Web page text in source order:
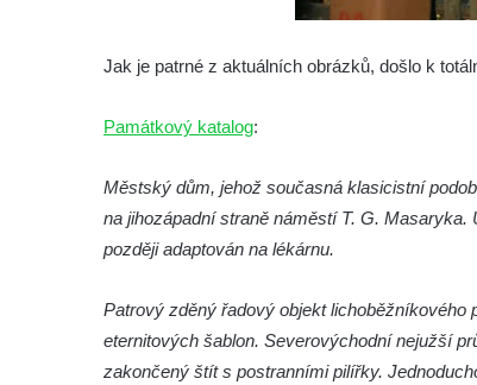
Kyselka
Altán v lázních Kyselka
Mattoniho vila v lázních Kyselka
Bývalý Štichlův Mlýn u Andělské Hory
Jak je patrné z aktuálních obrázků, došlo k
Památkový katalog:
Městský dům, jehož současná klasicistní
na jihozápadní straně náměstí T. G.
později adaptován na lékárnu.
Patrový zděný řadový objekt
eternitových šablon. Severovýchodní nejužší
zakončený štít s postranními pilířky.